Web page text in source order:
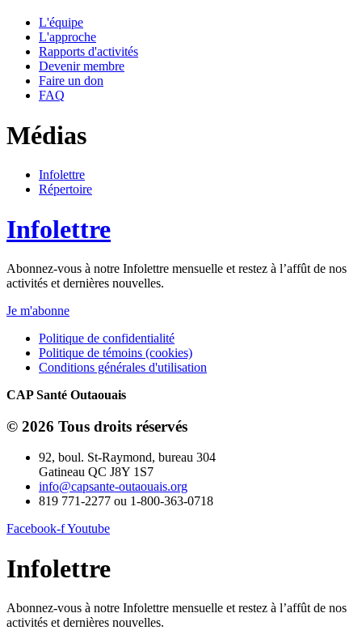
L'équipe
L'approche
Rapports d'activités
Devenir membre
Faire un don
FAQ
Médias
Infolettre
Répertoire
Infolettre
Abonnez-vous à notre Infolettre mensuelle et restez à l’affût de nos
activités et dernières nouvelles.
Je m'abonne
Politique de confidentialité
Politique de témoins (cookies)
Conditions générales d'utilisation
CAP Santé Outaouais
© 2026 Tous droits réservés
92, boul. St-Raymond, bureau 304
Gatineau QC J8Y 1S7
info@capsante-outaouais.org
819 771-2277 ou 1-800-363-0718
Facebook-fYoutube
Infolettre
Abonnez-vous à notre Infolettre mensuelle et restez à l’affût de nos
activités et dernières nouvelles.